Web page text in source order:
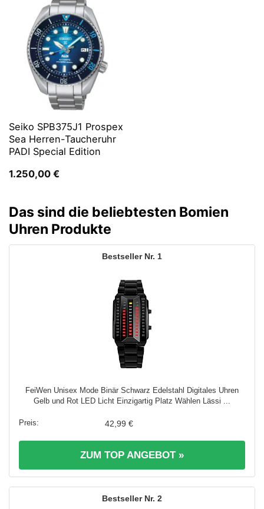
Seiko SPB375J1 Prospex
Sea Herren-Taucheruhr
PADI Special Edition
1.250,00 €
Das sind die beliebtesten Bomien
Uhren Produkte
1
FeiWen Unisex Mode Binär Schwarz Edelstahl Digitales Uhren
Gelb und Rot LED Licht Einzigartig Platz Wählen Lässi ...
42,99 €
ZUM TOP ANGEBOT »
2